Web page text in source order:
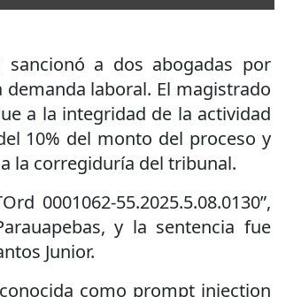
a dos abogadas por
laboral. El magistrado
a la integridad de la actividad
10% del monto del proceso y
la corregiduría del tribunal.
0001062-55.2025.5.08.0130”,
y la sentencia fue
Junior.
como prompt injection